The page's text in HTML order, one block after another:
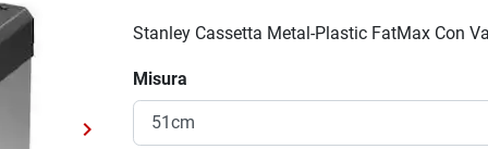
Successivo
keyboard_arrow_right
Stanley Cassetta Metal-Plastic FatMax Con
Misura